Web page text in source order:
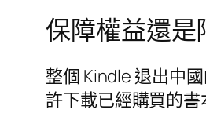
保障權益還是
整個 Kindle 退出中
許下載已經購買的